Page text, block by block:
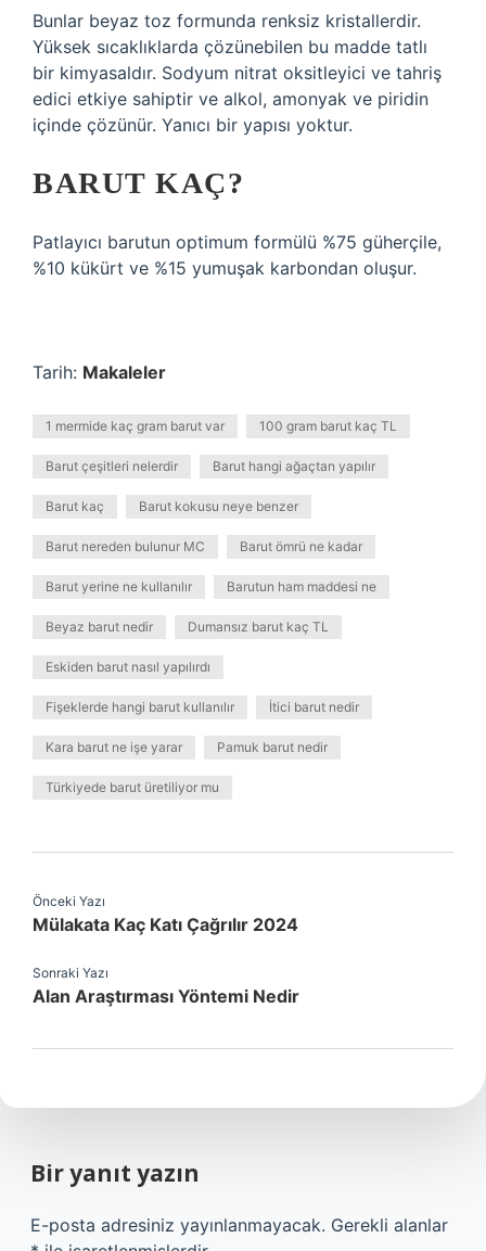
Bunlar beyaz toz formunda renksiz kristallerdir.
Yüksek sıcaklıklarda çözünebilen bu madde tatlı
bir kimyasaldır. Sodyum nitrat oksitleyici ve tahriş
edici etkiye sahiptir ve alkol, amonyak ve piridin
içinde çözünür. Yanıcı bir yapısı yoktur.
BARUT KAÇ?
Patlayıcı barutun optimum formülü %75 güherçile,
%10 kükürt ve %15 yumuşak karbondan oluşur.
Tarih: Makaleler
1 mermide kaç gram barut var 100 gram barut kaç TL
Barut çeşitleri nelerdir Barut hangi ağaçtan yapılır
Barut kaç Barut kokusu neye benzer
Barut nereden bulunur MC Barut ömrü ne kadar
Barut yerine ne kullanılır Barutun ham maddesi ne
Beyaz barut nedir Dumansız barut kaç TL
Eskiden barut nasıl yapılırdı
Fişeklerde hangi barut kullanılır İtici barut nedir
Kara barut ne işe yarar Pamuk barut nedir
Türkiyede barut üretiliyor mu
Önceki Yazı
Mülakata Kaç Katı Çağrılır 2024
Sonraki Yazı
Alan Araştırması Yöntemi Nedir
Bir yanıt yazın
E-posta adresiniz yayınlanmayacak. Gerekli alanlar